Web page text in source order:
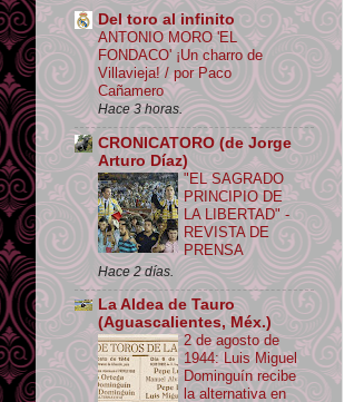
Del toro al infinito
ANTONIO MORO 'EL
FONDACO' ¡Un charro de
Villavieja! / por Paco
Cañamero
Hace 3 horas.
CRONICATORO (de Jorge
Arturo Díaz)
"EL SAGRADO
PRINCIPIO DE
LA LIBERTAD" -
REVISTA DE
PRENSA
Hace 2 días.
La Aldea de Tauro
(Aguascalientes, Méx.)
2 de agosto de
1944: Luis Miguel
Dominguín recibe
la alternativa en